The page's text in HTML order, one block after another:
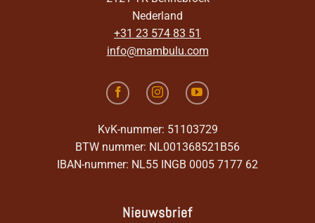
Nederland
+31 23 574 83 51
info@mambulu.com
KvK-nummer: 51103729
BTW nummer: NL001368521B56
IBAN-nummer: NL55 INGB 0005 7177 62
Nieuwsbrief